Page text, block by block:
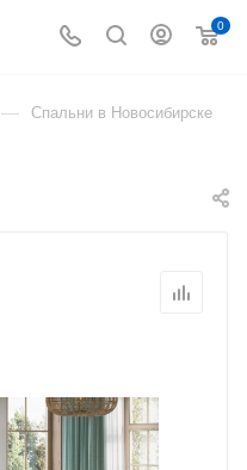
0
— Спальни в Новосибирске